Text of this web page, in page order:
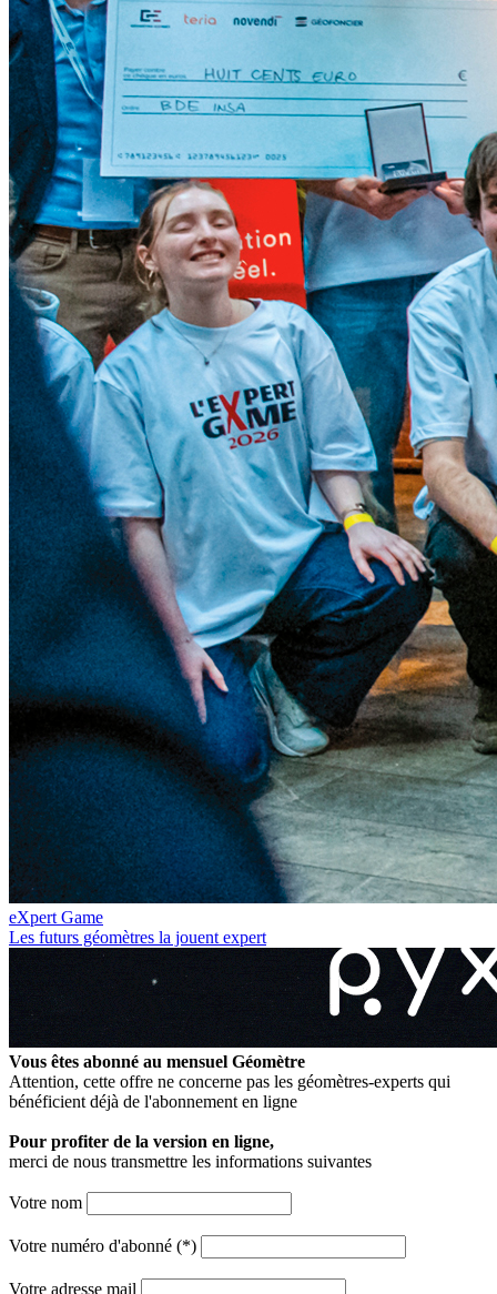
eXpert Game
Les futurs géomètres la jouent expert
Vous êtes abonné au mensuel Géomètre
Attention, cette offre ne concerne pas les géomètres-experts qui
bénéficient déjà de l'abonnement en ligne
Pour profiter de la version en ligne,
merci de nous transmettre les informations suivantes
Votre nom
Votre numéro d'abonné (*)
Votre adresse mail